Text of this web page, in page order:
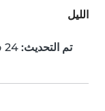
الليل
تم التحديث: